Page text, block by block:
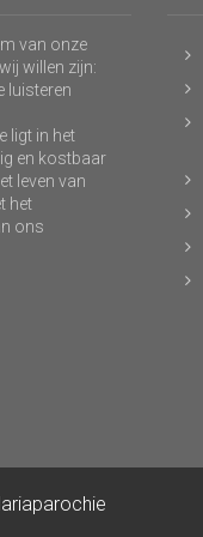
van onze
willen zijn:
luisteren
ligt in het
en kostbaar
leven van
het
ons